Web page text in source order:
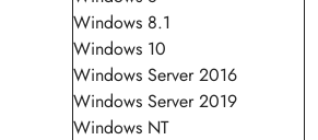
Windows 8.1
Windows 10
Windows Server 2016
Windows Server 2019
Windows NT